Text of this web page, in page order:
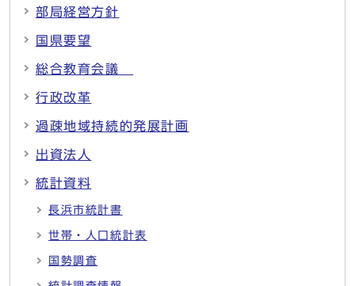
部局経営方針
国県要望
総合教育会議
行政改革
過疎地域持続的発展計画
出資法人
統計資料
長浜市統計書
世帯・人口統計表
国勢調査